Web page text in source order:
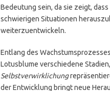
Bedeutung sein, da sie zeigt,
schwierigen Situationen
weiterzuentwickeln.
Entlang des
Lotusblume verschiedene
Selbstverwirklichung
der Entwicklung bringt neue